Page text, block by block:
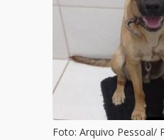
Foto: Arquivo Pessoal/